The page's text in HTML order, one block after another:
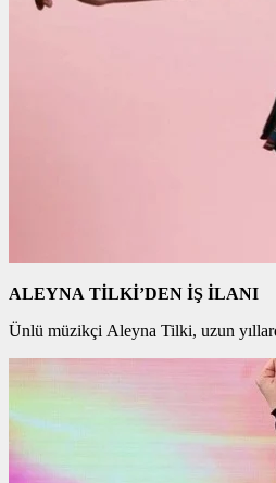
ALEYNA TİLKİ’DEN İŞ İLANI
Ünlü müzikçi Aleyna Tilki, uzun